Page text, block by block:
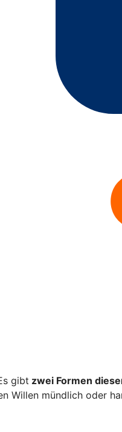
gibt zwei Formen
Willen mündlich oder